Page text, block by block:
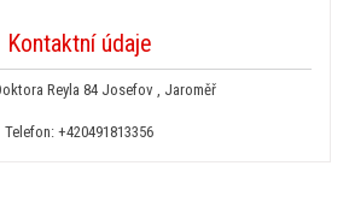
Kontaktní údaje
Reyla 84 Josefov , Jaroměř
Telefon: +420491813356